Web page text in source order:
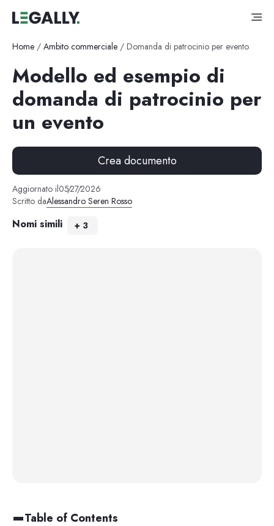
Home / Ambito commerciale / Domanda di patrocinio per evento
Modello ed esempio di
domanda di patrocinio per
un evento
Crea documento
Aggiornato il05/27/2026
Scritto daAlessandro Seren Rosso
Nomi simili + 3
Table of Contents